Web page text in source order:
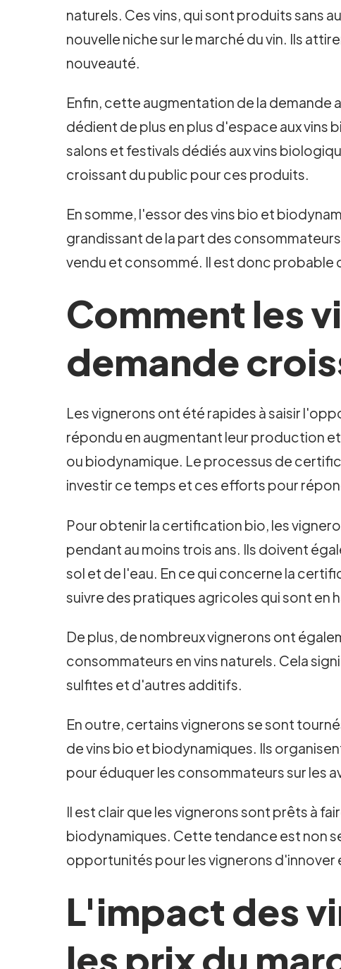
naturels. Ces vins, qui sont produits sans
nouvelle niche sur le marché du vin. Ils
nouveauté.
Enfin, cette augmentation de la demande
dédient de plus en plus d'espace aux vins
salons et festivals dédiés aux vins
croissant du public pour ces produits.
En somme, l'essor des vins bio et
grandissant de la part des
vendu et consommé. Il est donc probable
Comment les
demande
Les vignerons ont été rapides à saisir
répondu en augmentant leur production
ou biodynamique. Le processus de
investir ce temps et ces efforts pour
Pour obtenir la certification bio, les
pendant au moins trois ans. Ils doivent
sol et de l'eau. En ce qui concerne la
suivre des pratiques agricoles qui sont en
De plus, de nombreux vignerons ont
consommateurs en vins naturels. Cela
sulfites et d'autres additifs.
En outre, certains vignerons se sont
de vins bio et biodynamiques. Ils
pour éduquer les consommateurs sur les
Il est clair que les vignerons sont prêts à
biodynamiques. Cette tendance est non
opportunités pour les vignerons d'innover
L'impact des
les prix du